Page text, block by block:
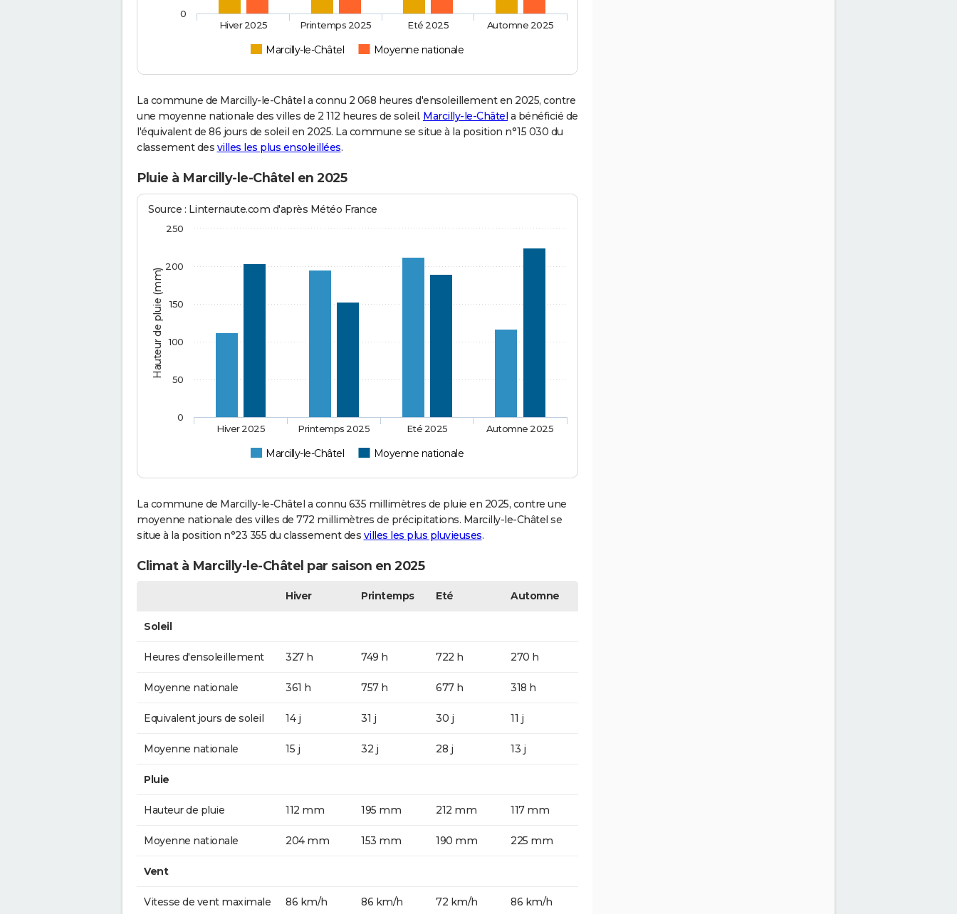
Marcilly-le-Châtel Moyenne nationale
Hiver 2025 Printemps 2025 Eté 2025 Automne 2025
0
La commune de Marcilly-le-Châtel a connu 2 068 heures d'ensoleillement en 2025, contre
une moyenne nationale des villes de 2 112 heures de soleil. Marcilly-le-Châtel a bénéficié de
l'équivalent de 86 jours de soleil en 2025. La commune se situe à la position n°15 030 du
classement des villes les plus ensoleillées.
Pluie à Marcilly-le-Châtel en 2025
Hauteur de pluie (mm)
Source : Linternaute.com d'après Météo France
Marcilly-le-Châtel Moyenne nationale
Hiver 2025 Printemps 2025 Eté 2025 Automne 2025
0
50
100
150
200
250
La commune de Marcilly-le-Châtel a connu 635 millimètres de pluie en 2025, contre une
moyenne nationale des villes de 772 millimètres de précipitations. Marcilly-le-Châtel se
situe à la position n°23 355 du classement des villes les plus pluvieuses.
Climat à Marcilly-le-Châtel par saison en 2025
Hiver Printemps Eté Automne
Soleil
Heures d'ensoleillement 327 h 749 h 722 h 270 h
Moyenne nationale 361 h 757 h 677 h 318 h
Equivalent jours de soleil 14 j 31 j 30 j 11 j
Moyenne nationale 15 j 32 j 28 j 13 j
Pluie
Hauteur de pluie 112 mm 195 mm 212 mm 117 mm
Moyenne nationale 204 mm 153 mm 190 mm 225 mm
Vent
Vitesse de vent maximale 86 km/h 86 km/h 72 km/h 86 km/h